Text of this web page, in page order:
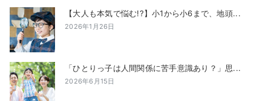
【大人も本気で悩む!?】小1から小6まで、地頭...
2026年1月26日
「ひとりっ子は人間関係に苦手意識あり？」思...
2026年6月15日